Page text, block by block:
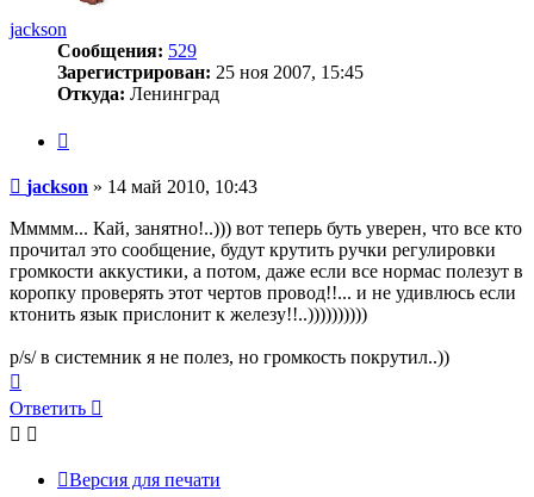
jackson
Сообщения: 529
Зарегистрирован: 25 ноя 2007, 15:45
Откуда: Ленинград
Сообщение
jackson » 14 май 2010, 10:43
Ммммм... Кай, занятно!..))) вот теперь буть уверен, что все кто
прочитал это сообщение, будут крутить ручки регулировки
громкости аккустики, а потом, даже если все нормас полезут в
коропку проверять этот чертов провод!!... и не удивлюсь если
ктонить язык прислонит к железу!!..))))))))))
p/s/ в системник я не полез, но громкость покрутил..))
к
началу
Ответить
Версия для печати